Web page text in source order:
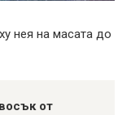
нея на масата до
от